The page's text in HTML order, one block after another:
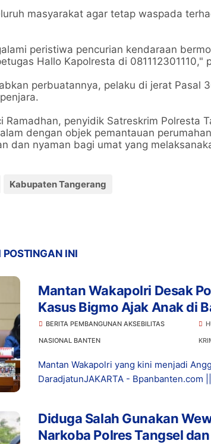
masyarakat agar tetap waspada
peristiwa pencurian kendaraan
Hallo Kapolresta di 081112301110,"
perbuatannya, pelaku di jerat Pasal
Ramadhan, penyidik Satreskrim Polresta
dengan objek pemantauan
dan nyaman bagi umat yang
Kabupaten Tangerang
INI
Mantan Wakapolri Desak
Kasus Bigmo Ajak Anak di
Promosikan Vape
BERITA PEMBANGUNAN AKSEBILITAS
NASIONAL BANTEN
Mantan Wakapolri yang kini menjadi
DaradjatunJAKARTA - Bpanbanten.com
Diduga Salah Gunakan
Narkoba Polres Tangsel